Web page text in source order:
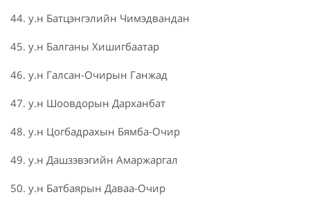
44. у.н Батцэнгэлийн Чимэдвандан
45. у.н Балганы Хишигбаатар
46. у.н Галсан-Очирын Ганжад
47. у.н Шоовдорын Дарханбат
48. у.н Цогбадрахын Бямба-Очир
49. у.н Дашзэвэгийн Амаржаргал
50. у.н Батбаярын Даваа-Очир